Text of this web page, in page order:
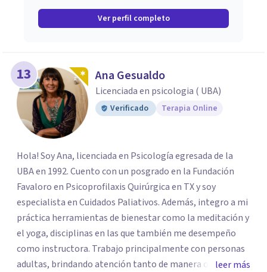
Ver perfil completo
13 Ana Gesualdo
Licenciada en psicologia ( UBA)
Verificado Terapia Online
Hola! Soy Ana, licenciada en Psicología egresada de la
UBA en 1992. Cuento con un posgrado en la Fundación
Favaloro en Psicoprofilaxis Quirúrgica en TX y soy
especialista en Cuidados Paliativos. Además, integro a mi
práctica herramientas de bienestar como la meditación y
el yoga, disciplinas en las que también me desempeño
como instructora. Trabajo principalmente con personas
adultas, brindando atención tanto de manera onlineleer más